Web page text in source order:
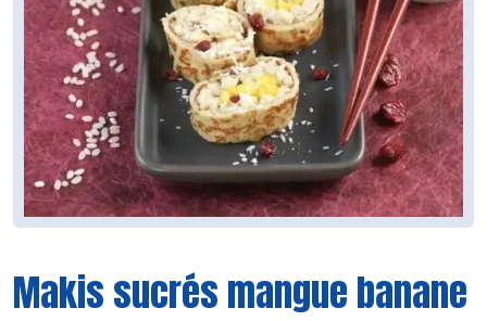
Makis sucrés mangue banane